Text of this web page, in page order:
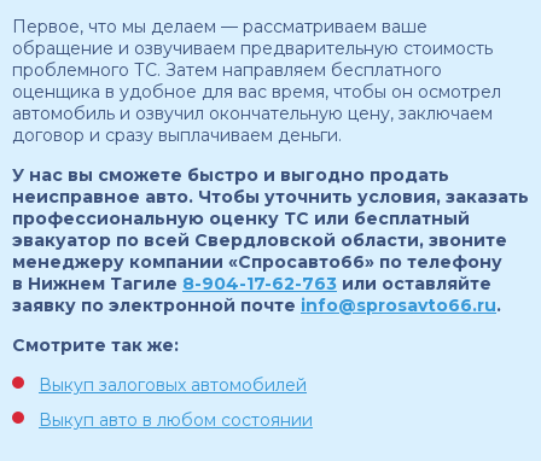
Первое, что мы делаем — рассматриваем ваше
обращение и озвучиваем предварительную стоимость
проблемного ТС. Затем направляем бесплатного
оценщика в удобное для вас время, чтобы он осмотрел
автомобиль и озвучил окончательную цену, заключаем
договор и сразу выплачиваем деньги.
У нас вы сможете быстро и выгодно продать
неисправное авто. Чтобы уточнить условия, заказать
профессиональную оценку ТС или бесплатный
эвакуатор по всей Свердловской области, звоните
менеджеру компании «Спросавто66» по телефону
в Нижнем Тагиле 8-904-17-62-763 или оставляйте
заявку по электронной почте info@sprosavto66.ru.
Смотрите так же:
Выкуп залоговых автомобилей
Выкуп авто в любом состоянии